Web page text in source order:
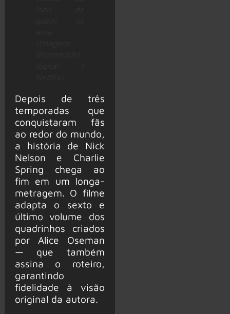
Depois de três
temporadas que
conquistaram fãs
ao redor do mundo,
a história de Nick
Nelson e Charlie
Spring chega ao
fim em um longa-
metragem. O filme
adapta o sexto e
último volume dos
quadrinhos criados
por Alice Oseman
— que também
assina o roteiro,
garantindo
fidelidade à visão
original da autora.